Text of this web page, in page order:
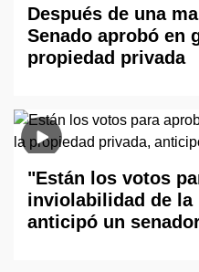
Después de una
Senado aprobó en
propiedad privada
"Están los votos
inviolabilidad de la
anticipó un